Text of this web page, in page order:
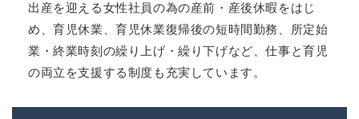
出産を迎える女性社員の為の産前・産後休暇をはじ
め、育児休業、育児休業復帰後の短時間勤務、所定始
業・終業時刻の繰り上げ・繰り下げなど、仕事と育児
の両立を支援する制度も充実しています。